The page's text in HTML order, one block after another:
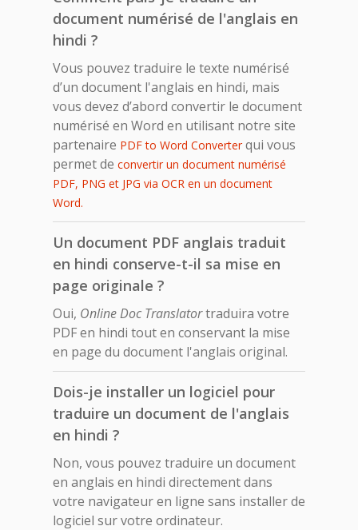
document numérisé de l'anglais en
hindi ?
Vous pouvez traduire le texte numérisé
d’un document l'anglais en hindi, mais
vous devez d’abord convertir le document
numérisé en Word en utilisant notre site
partenaire PDF to Word Converterqui vous
permet de convertir un document numérisé
PDF, PNG et JPG via OCR en un document
Word.
Un document PDF anglais traduit
en hindi conserve-t-il sa mise en
page originale ?
Oui, Online Doc Translatortraduira votre
PDF en hindi tout en conservant la mise
en page du document l'anglais original.
Dois-je installer un logiciel pour
traduire un document de l'anglais
en hindi ?
Non, vous pouvez traduire un document
en anglais en hindi directement dans
votre navigateur en ligne sans installer de
logiciel sur votre ordinateur.